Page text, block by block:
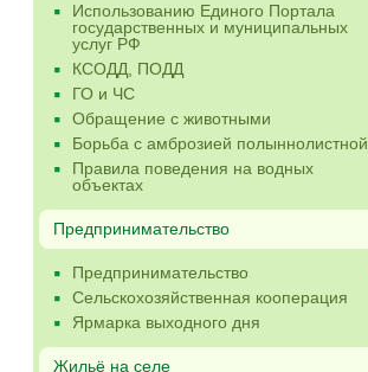
Использованию Единого Портала
государственных и муниципальных
услуг РФ
КСОДД, ПОДД
ГО и ЧС
Обращение с животными
Борьба с амброзией полыннолистной
Правила поведения на водных
объектах
Предпринимательство
Предпринимательство
Сельскохозяйственная кооперация
Ярмарка выходного дня
Жильё на селе